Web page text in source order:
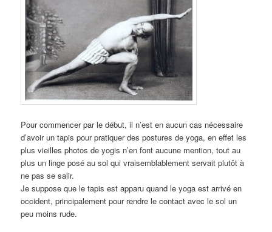
Pour commencer par le début, il n’est en aucun cas nécessaire
d’avoir un tapis pour pratiquer des postures de yoga, en effet les
plus vieilles photos de yogis n’en font aucune mention, tout au
plus un linge posé au sol qui vraisemblablement servait plutôt à
ne pas se salir.
Je suppose que le tapis est apparu quand le yoga est arrivé en
occident, principalement pour rendre le contact avec le sol un
peu moins rude.